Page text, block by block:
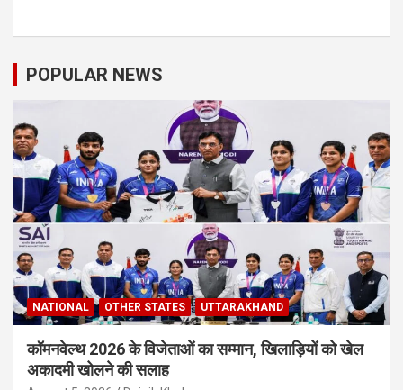
POPULAR NEWS
NATIONAL OTHER STATES UTTARAKHAND
कॉमनवेल्थ 2026 के विजेताओं का सम्मान, खिलाड़ियों को खेल
अकादमी खोलने की सलाह